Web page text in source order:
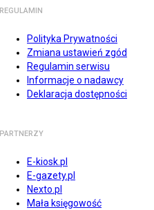
REGULAMIN
Polityka Prywatności
Zmiana ustawień zgód
Regulamin serwisu
Informacje o nadawcy
Deklaracja dostępności
PARTNERZY
E-kiosk.pl
E-gazety.pl
Nexto.pl
Mała księgowość